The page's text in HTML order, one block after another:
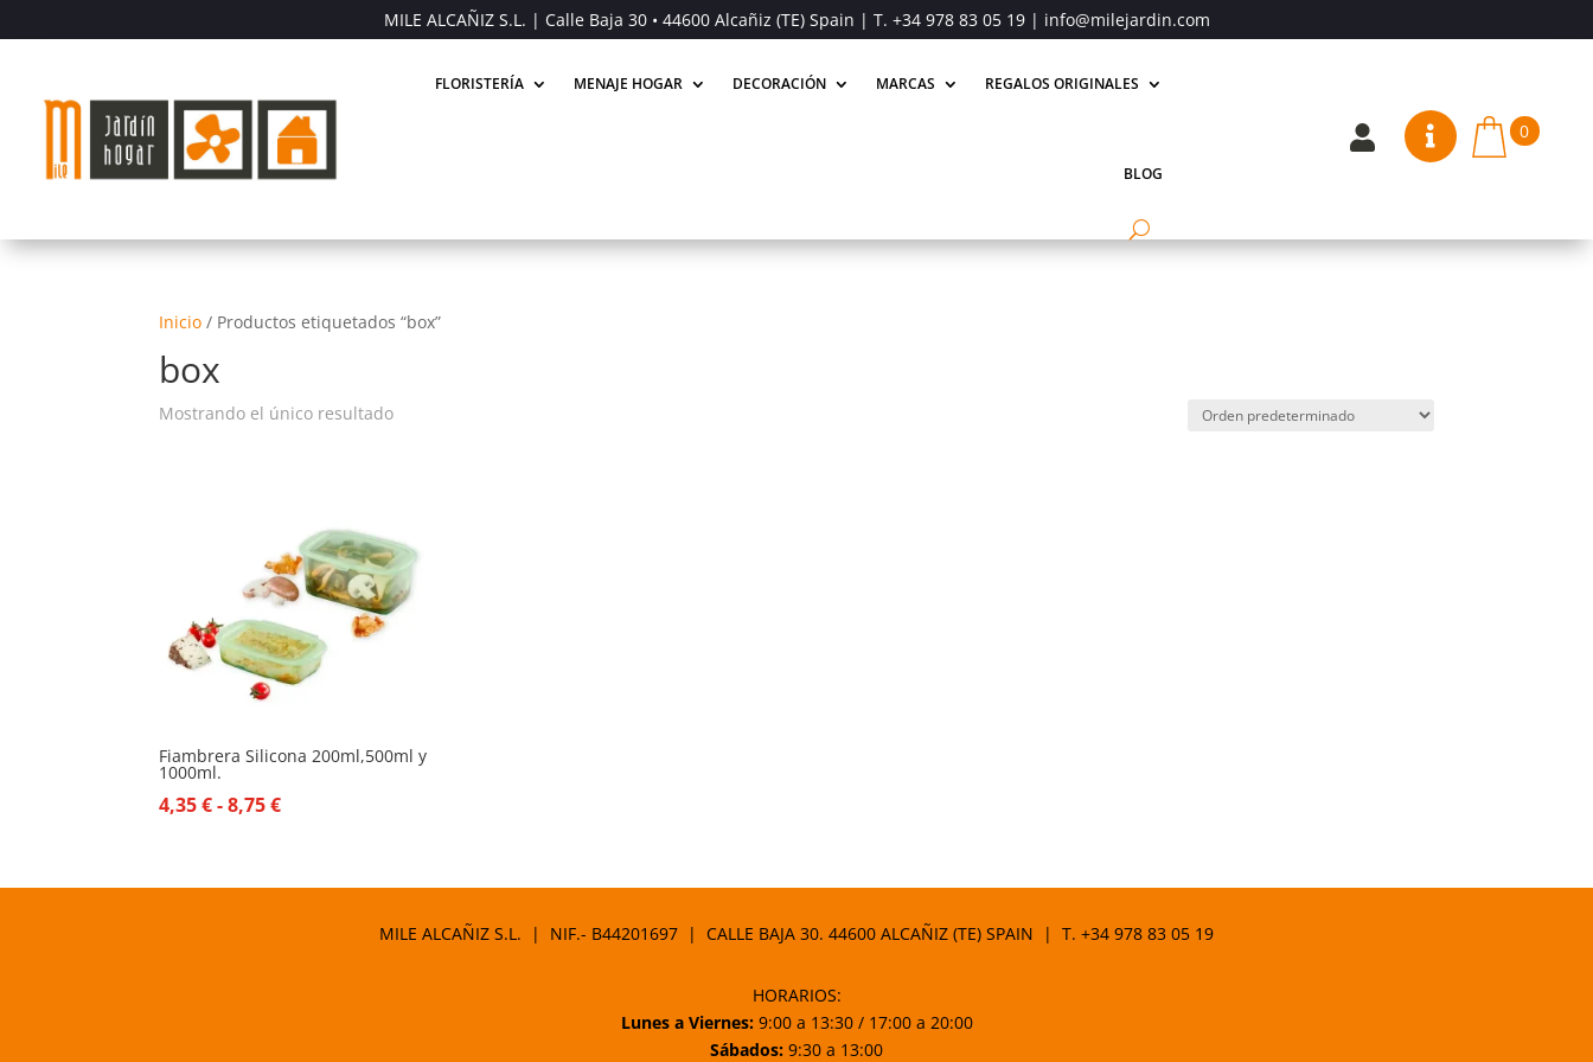
MILE ALCAÑIZ S.L. | Calle Baja 30 • 44600 Alcañiz (TE) Spain | T. +34 978 83 05 19| info@milejardin.com
FLORISTERÍA MENAJE HOGAR DECORACIÓN MARCAS REGALOS ORIGINALES
BLOG
  0
Inicio / Productos etiquetados “box”
box
Mostrando el único resultado
Fiambrera Silicona 200ml,500ml y
1000ml.
4,35€ - 8,75€Rango
MILE ALCAÑIZ S.L. | NIF.- B44201697 | CALLE BAJA 30. 44600 ALCAÑIZ (TE) SPAIN | T. +34 978 83 05 19
HORARIOS:
Lunes a Viernes:9:00 a 13:30 / 17:00 a 20:00
Sábados: 9:30 a 13:00